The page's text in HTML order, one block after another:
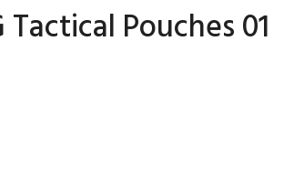
Tactical Pouches 01